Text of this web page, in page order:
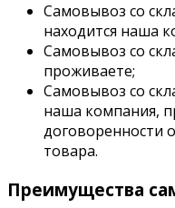
Самовывоз со
находится наша
Самовывоз со
проживаете;
Самовывоз со
наша компания,
договоренности
товара.
Преимущества